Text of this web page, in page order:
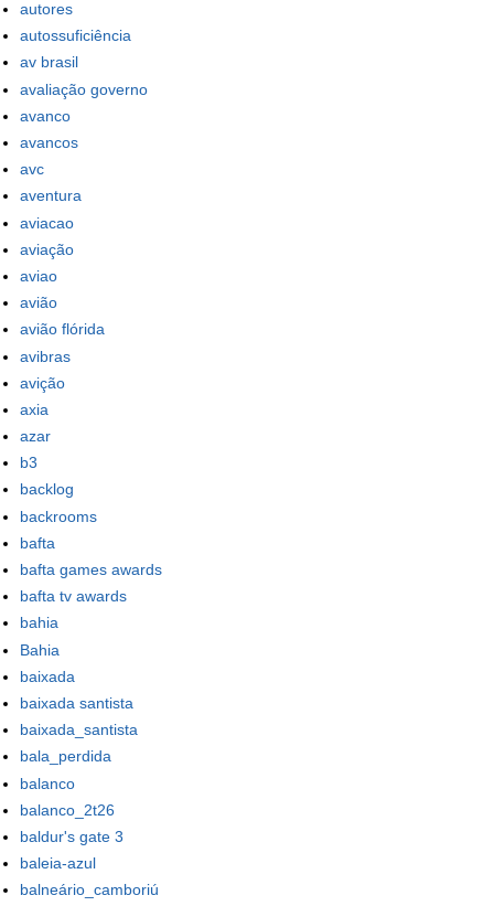
autores
autossuficiência
av brasil
avaliação governo
avanco
avancos
avc
aventura
aviacao
aviação
aviao
avião
avião flórida
avibras
avição
axia
azar
b3
backlog
backrooms
bafta
bafta games awards
bafta tv awards
bahia
Bahia
baixada
baixada santista
baixada_santista
bala_perdida
balanco
balanco_2t26
baldur's gate 3
baleia-azul
balneário_camboriú